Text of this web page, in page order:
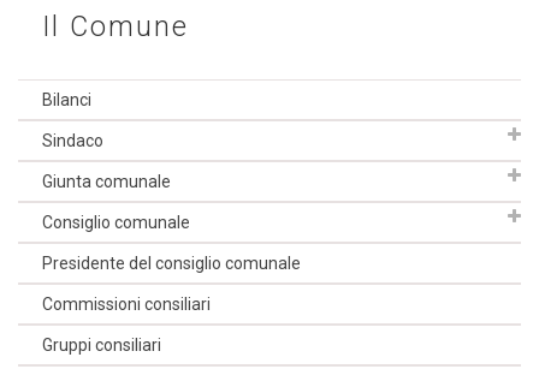
Il Comune
Bilanci
Sindaco
Giunta comunale
Consiglio comunale
Presidente del consiglio comunale
Commissioni consiliari
Gruppi consiliari